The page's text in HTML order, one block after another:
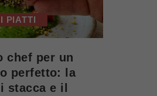
PIATTI
chef per un
perfetto: la
stacca e il